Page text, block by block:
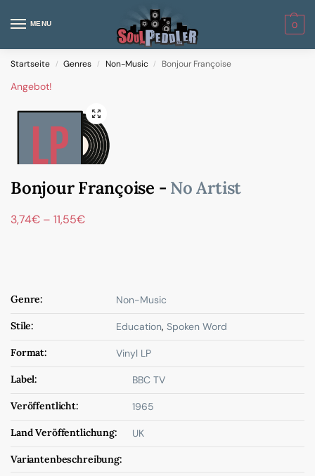
MENU 0
Startseite / Genres / Non-Music / Bonjour Françoise
Angebot!
Bonjour Françoise - No Artist
3,74€ – 11,55€
Genre: Non-Music
Stile: Education, Spoken Word
Format: Vinyl LP
Label: BBC TV
Veröffentlicht: 1965
Land Veröffentlichung: UK
Variantenbeschreibung: